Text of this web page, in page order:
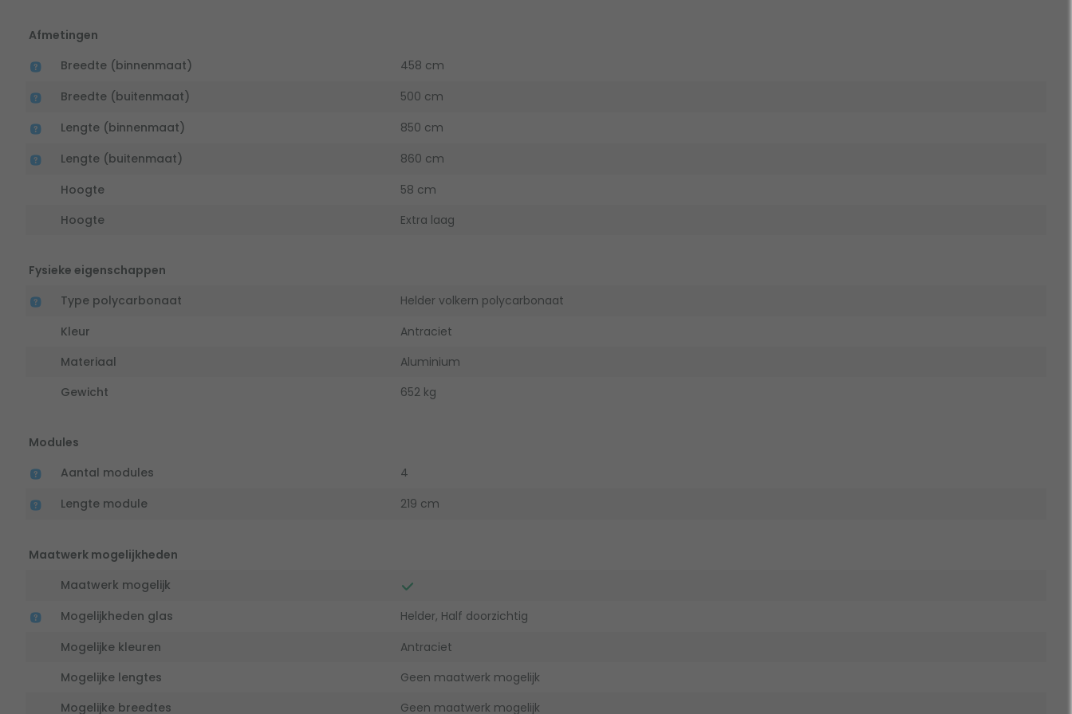
Afmetingen
Breedte (binnenmaat)
458 cm
Breedte (buitenmaat)
500 cm
Lengte (binnenmaat)
850 cm
Lengte (buitenmaat)
860 cm
Hoogte
58 cm
Hoogte
Extra laag
Fysieke eigenschappen
Type polycarbonaat
Helder volkern polycarbonaat
Kleur
Antraciet
Materiaal
Aluminium
Gewicht
652 kg
Modules
Aantal modules
4
Lengte module
219 cm
Maatwerk mogelijkheden
Maatwerk mogelijk
Mogelijkheden glas
Helder, Half doorzichtig
Mogelijke kleuren
Antraciet
Mogelijke lengtes
Geen maatwerk mogelijk
Mogelijke breedtes
Geen maatwerk mogelijk